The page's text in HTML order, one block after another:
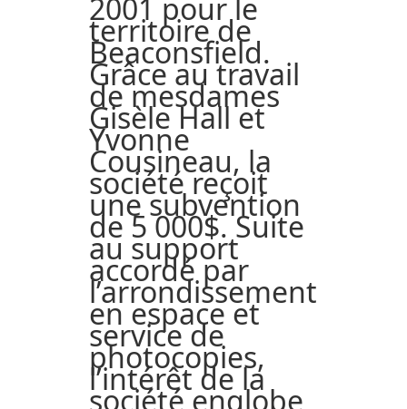
2001 pour le
territoire de
Beaconsfield.
Grâce au travail
de mesdames
Gisèle Hall et
Yvonne
Cousineau, la
société reçoit
une subvention
de 5 000$. Suite
au support
accordé par
l’arrondissement
en espace et
service de
photocopies,
l’intérêt de la
société englobe